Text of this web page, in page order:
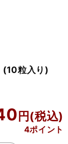
(10粒入り)
4ポイント